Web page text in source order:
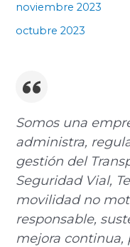
noviembre 2023
octubre 2023
Somos una
administra,
gestión del
Seguridad Vial,
movilidad no
responsable,
mejora continua,